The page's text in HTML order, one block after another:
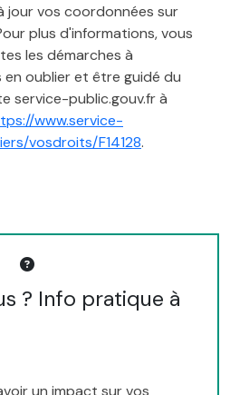
jour vos coordonnées sur
plus d'informations, vous
les démarches à
oublier et être guidé du
service-public.gouv.fr à
www.service-
vosdroits/F14128.
? Info pratique à
un impact sur vos